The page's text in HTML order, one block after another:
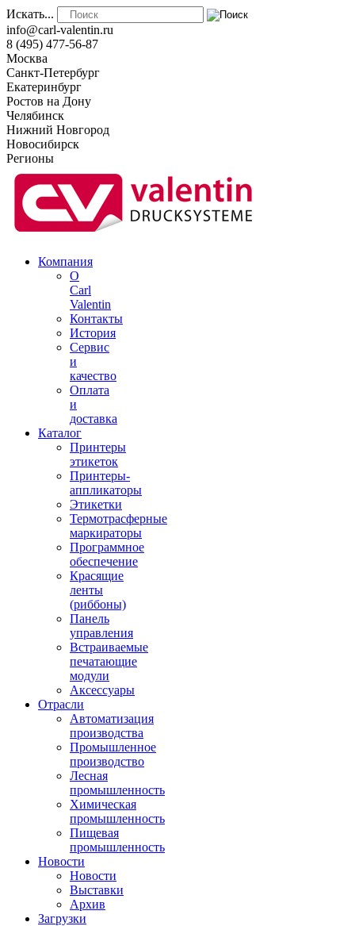
Искать...
info@carl-valentin.ru
8 (495) 477-56-87
Москва
Санкт-Петербург
Екатеринбург
Ростов на Дону
Челябинск
Нижний Новгород
Новосибирск
Регионы
Компания
О
Carl
Valentin
Контакты
История
Сервис
и
качество
Оплата
и
доставка
Каталог
Принтеры
этикеток
Принтеры-
аппликаторы
Этикетки
Термотрасферные
маркираторы
Программное
обеспечение
Красящие
ленты
(риббоны)
Панель
управления
Встраиваемые
печатающие
модули
Аксессуары
Отрасли
Автоматизация
производства
Промышленное
производство
Лесная
промышленность
Химическая
промышленность
Пищевая
промышленность
Новости
Новости
Выставки
Архив
Загрузки